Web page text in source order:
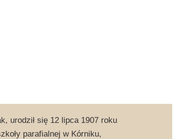
urodził się 12 lipca 1907 roku
parafialnej w Kórniku,